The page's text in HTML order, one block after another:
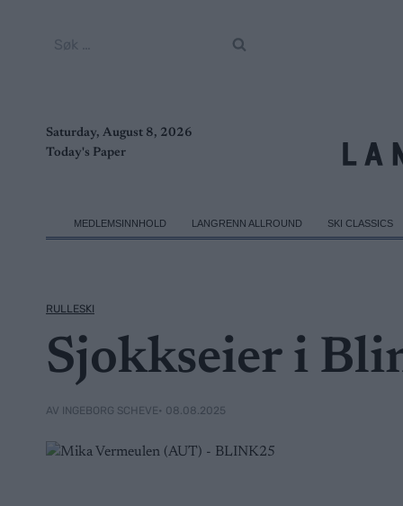
Saturday, August 8, 2026
Today's Paper
MEDLEMSINNHOLD LANGRENN ALLROUND SKI CLASSICS
RULLESKI
Sjokkseier i
AV INGEBORG SCHEVE• 08.08.2025